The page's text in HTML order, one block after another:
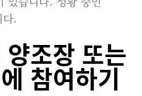
.
조장 또는
참여하기